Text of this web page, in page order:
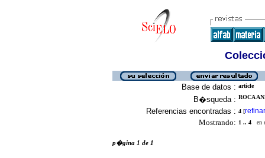
Base de datos : article
B�squeda : ROCA
Referencias encontradas : 4 [refinar
Mostrando: 1 .. 4 en
p�gina 1 de 1